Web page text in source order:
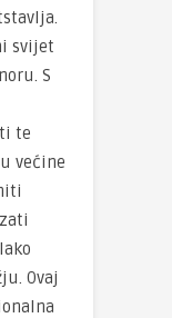
svijet
S
te
većine
Ovaj